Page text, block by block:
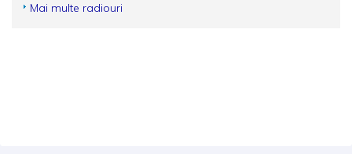
Mai multe radiouri